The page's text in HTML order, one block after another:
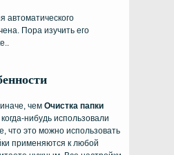
автоматического
Пора изучить его
чем Очистка папки
нибудь использовали
что это можно использовать
применяются к любой